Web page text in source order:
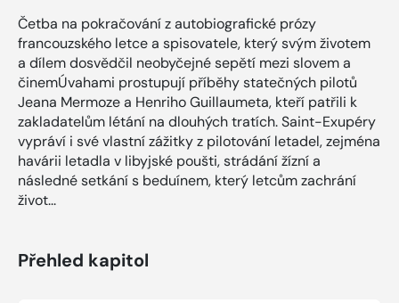
Četba na pokračování z autobiografické prózy
francouzského letce a spisovatele, který svým životem
a dílem dosvědčil neobyčejné sepětí mezi slovem a
činemÚvahami prostupují příběhy statečných pilotů
Jeana Mermoze a Henriho Guillaumeta, kteří patřili k
zakladatelům létání na dlouhých tratích. Saint-Exupéry
vypráví i své vlastní zážitky z pilotování letadel, zejména
havárii letadla v libyjské poušti, strádání žízní a
následné setkání s beduínem, který letcům zachrání
život...
Přehled kapitol